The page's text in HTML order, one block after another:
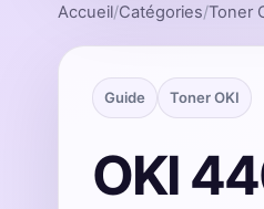
Accueil/Catégories/Toner
Guide Toner OKI
OKI